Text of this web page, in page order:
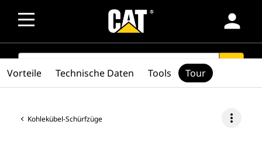
person
SEARCH
Kohlekübel-Schürfzüge more_vert
Vorteile Technische Daten Tools Tour